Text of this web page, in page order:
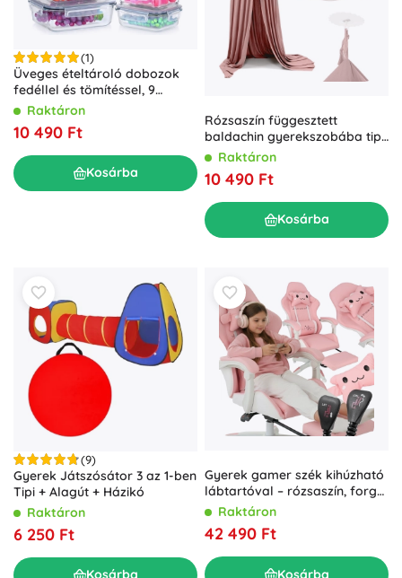
(1)
Üveges ételtároló dobozok
fedéllel és tömítéssel, 9
darabos készlet
Raktáron
10 490 Ft
Kosárba
Rózsaszín függesztett
baldachin gyerekszobába tipi
stílusban
Raktáron
10 490 Ft
Kosárba
(9)
Gyerek Játszósátor 3 az 1-ben
Tipi + Alagút + Házikó
Raktáron
6 250 Ft
Kosárba
Gyerek gamer szék kihúzható
lábtartóval – rózsaszín, forgó
és kényelmes
Raktáron
42 490 Ft
Kosárba